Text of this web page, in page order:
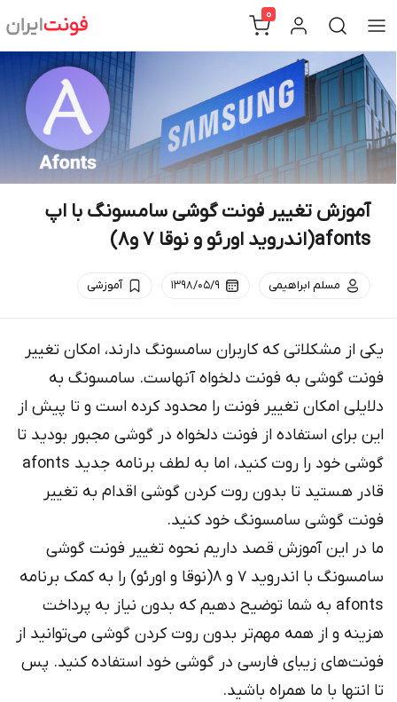
0
آموزش تغییر فونت گوشی سامسونگ با اپ
afonts(اندروید اورئو و نوقا 7 و8)
مسلم ابراهیمی ۱۳۹۸/۰۵/۹ آموزشی
یکی از مشکلاتی که کاربران سامسونگ دارند، امکان تغییر
فونت گوشی به فونت دلخواه آنهاست. سامسونگ به
دلایلی امکان تغییر فونت را محدود کرده است و تا پیش از
این برای استفاده از فونت دلخواه در گوشی مجبور بودید تا
گوشی خود را روت کنید، اما به لطف برنامه جدید afonts
قادر هستید تا بدون روت کردن گوشی اقدام به تغییر
فونت گوشی سامسونگ خود کنید.
ما در این آموزش قصد داریم نحوه تغییر فونت گوشی
سامسونگ با اندروید 7 و 8(نوقا و اورئو) را به کمک برنامه
afonts به شما توضیح دهیم که بدون نیاز به پرداخت
هزینه و از همه مهم‌تر بدون روت کردن گوشی می‌توانید از
فونت‌های زیبای فارسی در گوشی خود استفاده کنید. پس
تا انتها با ما همراه باشید.